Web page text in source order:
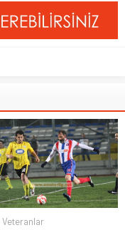
Veteranlar